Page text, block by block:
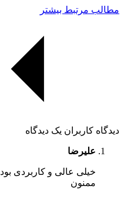
مطالب مرتبط بیشتر
دیدگاه کاربران یک دیدگاه
علیرضا
خیلی عالی و کاربردی بود
ممنون